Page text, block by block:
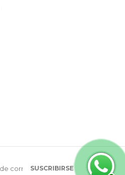
SUSCRIBIRSE